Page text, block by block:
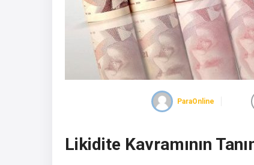
ParaOnline
Likidite Kavramının